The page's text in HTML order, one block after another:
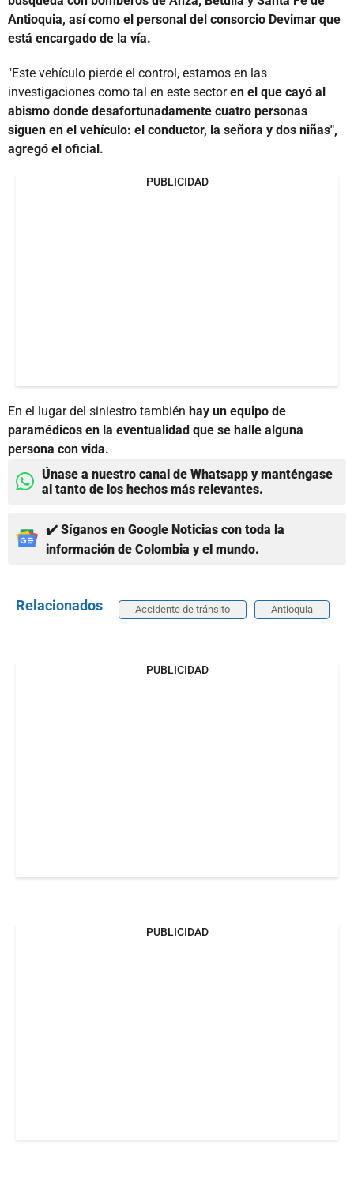
Antioquia, así como el personal del consorcio Devimar que
está encargado de la vía.
"Este vehículo pierde el control, estamos en las
investigaciones como tal en este sectoren el que cayó al
abismo donde desafortunadamente cuatro personas
siguen en el vehículo: el conductor, la señora y dos niñas",
agregó el oficial.
PUBLICIDAD
En el lugar del siniestro también hay un equipo de
paramédicos en la eventualidad que se halle alguna
persona con vida.
Únase a nuestro canal de Whatsapp y manténgase
al tanto de los hechos más relevantes.
✔️ Síganos en Google Noticias con toda la
información de Colombia y el mundo.
Relacionados Accidente de tránsito Antioquia
PUBLICIDAD
PUBLICIDAD